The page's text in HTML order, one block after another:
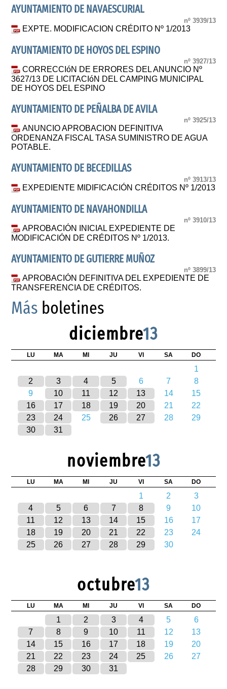
AYUNTAMIENTO DE NAVAESCURIAL
nº 3939/13
EXPTE. MODIFICACION CRÉDITO Nº 1/2013
AYUNTAMIENTO DE HOYOS DEL ESPINO
nº 3927/13
CORRECCIóN DE ERRORES DEL ANUNCIO Nº
3627/13 DE LICITACIóN DEL CAMPING MUNICIPAL
DE HOYOS DEL ESPINO
AYUNTAMIENTO DE PEÑALBA DE AVILA
nº 3925/13
ANUNCIO APROBACION DEFINITIVA
ORDENANZA FISCAL TASA SUMINISTRO DE AGUA
POTABLE.
AYUNTAMIENTO DE BECEDILLAS
nº 3913/13
EXPEDIENTE MIDIFICACIÓN CRÉDITOS Nº 1/2013
AYUNTAMIENTO DE NAVAHONDILLA
nº 3910/13
APROBACIÓN INICIAL EXPEDIENTE DE
MODIFICACIÓN DE CRÉDITOS Nº 1/2013.
AYUNTAMIENTO DE GUTIERRE MUÑOZ
nº 3899/13
APROBACIÓN DEFINITIVA DEL EXPEDIENTE DE
TRANSFERENCIA DE CRÉDITOS.
Más boletines
diciembre13
LU MA MI JU VI SA DO
1
2
3 4 5 6 7
8
9
10 11 12 13 14
15
16
17 18 19 20 21
22
23
24 25 26 27 28
29
30
31
noviembre13
LU MA MI JU VI SA DO
1 2
3
4
5 6 7 8 9
10
11
12 13 14 15 16
17
18
19 20 21 22 23
24
25
26 27 28 29 30
octubre13
LU MA MI JU VI SA DO
1 2 3 4 5
6
7
8 9 10 11 12
13
14
15 16 17 18 19
20
21
22 23 24 25 26
27
28
29 30 31